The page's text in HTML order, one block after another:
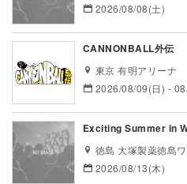
2026/08/08(土)
CANNONBALL外伝
東京 有明アリーナ
2026/08/09(日) -
Exciting Summer in
徳島 大塚製薬徳島
2026/08/13(木)